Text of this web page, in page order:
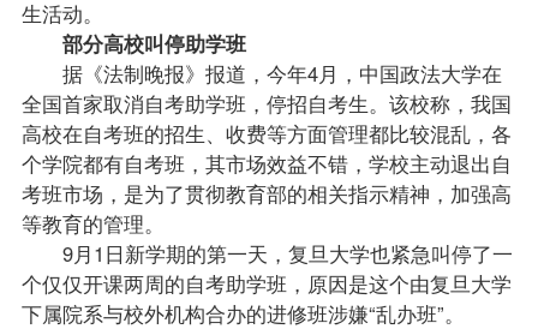
生活动。
部分高校叫停助学班
据《法制晚报》报道，今年4月，中国政法大学在
全国首家取消自考助学班，停招自考生。该校称，我国
高校在自考班的招生、收费等方面管理都比较混乱，各
个学院都有自考班，其市场效益不错，学校主动退出自
考班市场，是为了贯彻教育部的相关指示精神，加强高
等教育的管理。
9月1日新学期的第一天，复旦大学也紧急叫停了一
个仅仅开课两周的自考助学班，原因是这个由复旦大学
下属院系与校外机构合办的进修班涉嫌“乱办班”。